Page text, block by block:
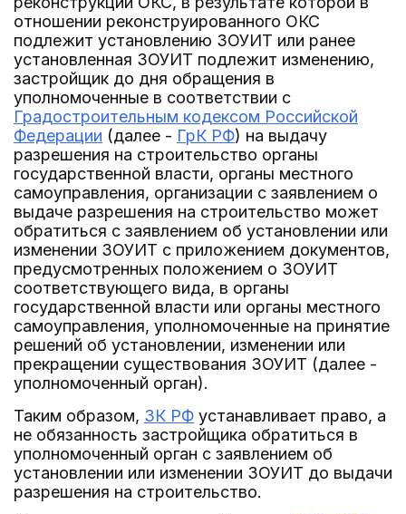
отношении реконструированного ОКС
подлежит установлению ЗОУИТ или ранее
установленная ЗОУИТ подлежит изменению,
застройщик до дня обращения в
уполномоченные в соответствии с
Градостроительным кодексом Российской
Федерации (далее - ГрК РФ) на выдачу
разрешения на строительство органы
государственной власти, органы местного
самоуправления, организации с заявлением о
выдаче разрешения на строительство может
обратиться с заявлением об установлении или
изменении ЗОУИТ с приложением документов,
предусмотренных положением о ЗОУИТ
соответствующего вида, в органы
государственной власти или органы местного
самоуправления, уполномоченные на принятие
решений об установлении, изменении или
прекращении существования ЗОУИТ (далее -
уполномоченный орган).
Таким образом, ЗК РФ устанавливает право, а
не обязанность застройщика обратиться в
уполномоченный орган с заявлением об
установлении или изменении ЗОУИТ до выдачи
разрешения на строительство.